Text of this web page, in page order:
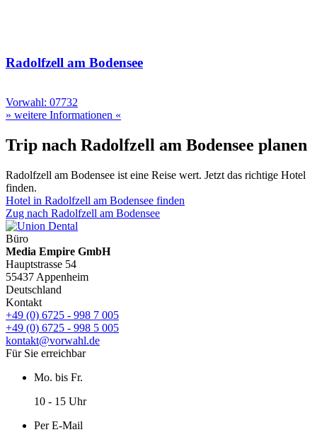
Radolfzell am Bodensee
Vorwahl: 07732
» weitere Informationen «
Trip nach Radolfzell am Bodensee planen
Radolfzell am Bodensee ist eine Reise wert. Jetzt das richtige Hotel
finden.
Hotel in Radolfzell am Bodensee finden
Zug nach Radolfzell am Bodensee
Büro
Media Empire GmbH
Hauptstrasse 54
55437 Appenheim
Deutschland
Kontakt
+49 (0) 6725 - 998 7 005
+49 (0) 6725 - 998 5 005
kontakt@vorwahl.de
Für Sie erreichbar
Mo. bis Fr.
10 - 15 Uhr
Per E-Mail